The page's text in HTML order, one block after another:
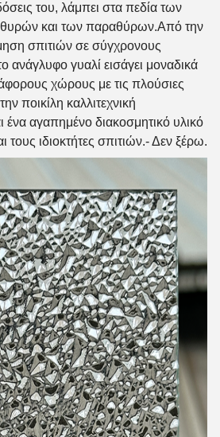
του, λάμπει στα πεδία των
και των παραθύρων.Από την
σπιτιών σε σύγχρονους
ανάγλυφο γυαλί εισάγει μοναδικά
χώρους με τις πλούσιες
ποικίλη καλλιτεχνική
ένα αγαπημένο διακοσμητικό υλικό
τους ιδιοκτήτες σπιτιών.- Δεν ξέρω.